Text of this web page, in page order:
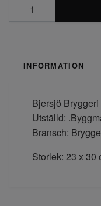
INFORMATION
Bjersjö
Utställd:
Bransch:
Storlek: 23 x 30